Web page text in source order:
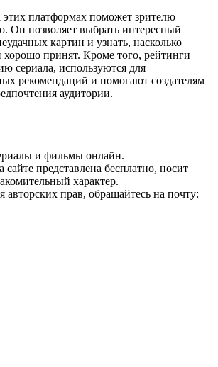
этих платформах поможет зрителю
Он позволяет выбрать интересный
картин и узнать, насколько
хорошо принят. Кроме того, рейтинги
сериала, используются для
рекомендаций и помогают создателям
аудитории.
и фильмы онлайн.
представлена бесплатно, носит
характер.
авторских прав, обращайтесь на почту: